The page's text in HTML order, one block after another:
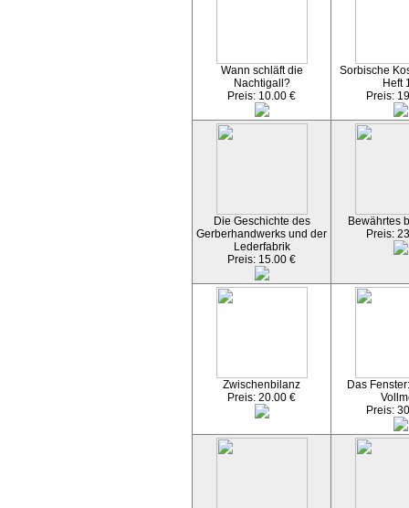
Wann schläft die
Nachtigall?
Preis: 10.00 €
Sorbische
Heft
Preis:
Die Geschichte des
Gerberhandwerks und der
Lederfabrik
Preis: 15.00 €
Bewährtes
Preis:
Zwischenbilanz
Preis: 20.00 €
Das
Preis: